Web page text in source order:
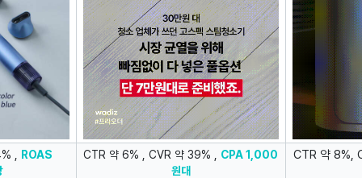
,
ROAS
CTR 약 6% , CVR 약 39% , CPA 1,000
원대
CTR 약 8%,